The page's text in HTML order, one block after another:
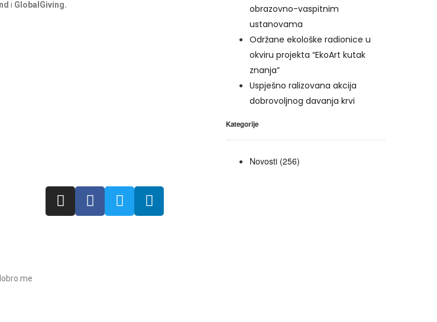
i GlobalGiving.
obrazovno-vaspitnim
ustanovama
Održane ekološke radionice u
okviru projekta “EkoArt kutak
znanja”
Uspješno ralizovana akcija
dobrovoljnog davanja krvi
Kategorije
Novosti (256)